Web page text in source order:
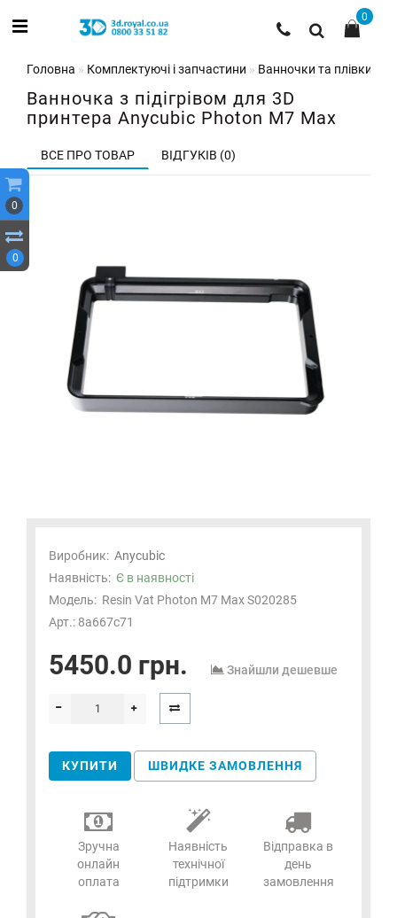
0
0
0
Головна Комплектуючі і запчастини Ванночки та плівки для
Ванночка з підігрівом для 3D
принтера Anycubic Photon M7 Max
ВСЕ ПРО ТОВАР ВІДГУКІВ (0)
Виробник: Anycubic
Наявність: Є в наявності
Модель: Resin Vat Photon M7 Max S020285
Арт.: 8a667c71
5450.0 грн. Знайшли дешевше
КУПИТИ ШВИДКЕ ЗАМОВЛЕННЯ
Зручна
онлайн
оплата
Наявність
технічної
підтримки
Відправка в
день
замовлення